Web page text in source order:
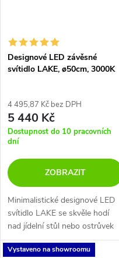
Designové LED závěsné
svítidlo LAKE, ø50cm, 3000K
4 495,87 Kč bez DPH
5 440 Kč
Dostupnost do 10 pracovních
dní
ZOBRAZIT
Minimalistické designové LED
svítidlo LAKE se skvěle hodí
nad jídelní stůl nebo ostrůvek
do kuchyně. K dispozici ve
čtyřech barevných variantách.
Vystaveno na showroomu